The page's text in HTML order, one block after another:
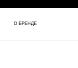
О БРЕНДЕ